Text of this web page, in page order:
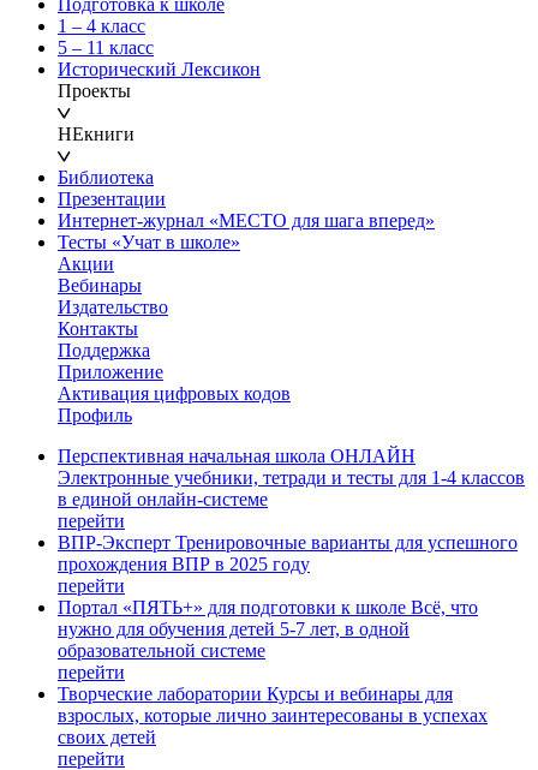
Подготовка к школе
1 – 4 класс
5 – 11 класс
Исторический Лексикон
Проекты
НЕкниги
Библиотека
Презентации
Интернет-журнал «МЕСТО для шага вперед»
Тесты «Учат в школе»
Акции
Вебинары
Издательство
Контакты
Поддержка
Приложение
Активация цифровых кодов
Профиль
Перспективная начальная школа ОНЛАЙН
Электронные учебники, тетради и тесты для 1-4 классов
в единой онлайн-системе
перейти
ВПР-Эксперт Тренировочные варианты для успешного
прохождения ВПР в 2025 году
перейти
Портал «ПЯТЬ+» для подготовки к школе Всё, что
нужно для обучения детей 5-7 лет, в одной
образовательной системе
перейти
Творческие лаборатории Курсы и вебинары для
взрослых, которые лично заинтересованы в успехах
своих детей
перейти